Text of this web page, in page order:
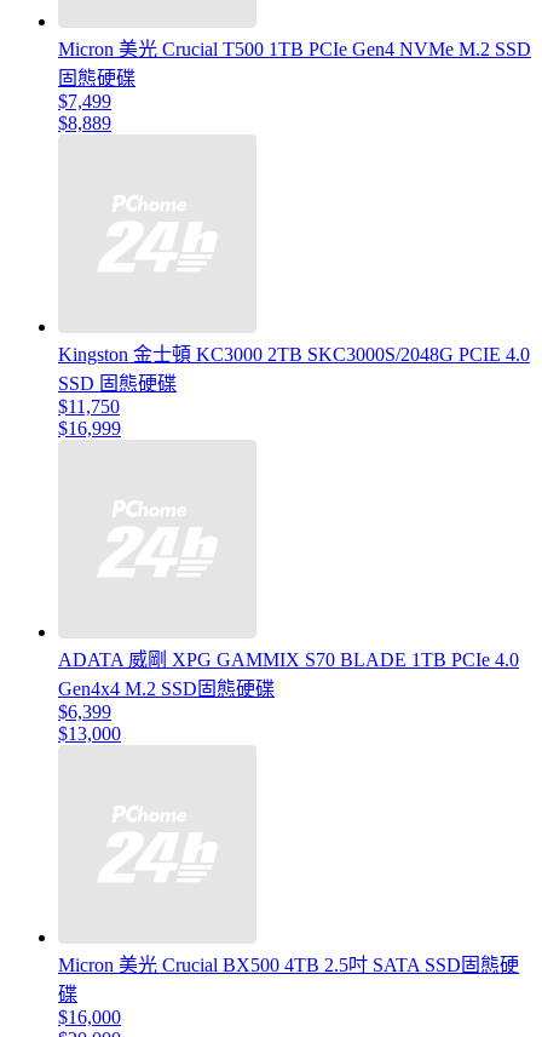
Micron 美光 Crucial T500 1TB PCIe Gen4 NVMe M.2 SSD
固態硬碟
$7,499
$8,889
Kingston 金士頓 KC3000 2TB SKC3000S/2048G PCIE 4.0
SSD 固態硬碟
$11,750
$16,999
ADATA 威剛 XPG GAMMIX S70 BLADE 1TB PCIe 4.0
Gen4x4 M.2 SSD固態硬碟
$6,399
$13,000
Micron 美光 Crucial BX500 4TB 2.5吋 SATA SSD固態硬
碟
$16,000